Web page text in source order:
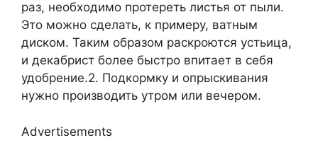
раз, необходимо протереть листья от пыли.
Это можно сделать, к примеру, ватным
диском. Таким образом раскроются устьица,
и декабрист более быстро впитает в себя
удобрение.2. Подкормку и опрыскивания
нужно производить утром или вечером.
Advertisements